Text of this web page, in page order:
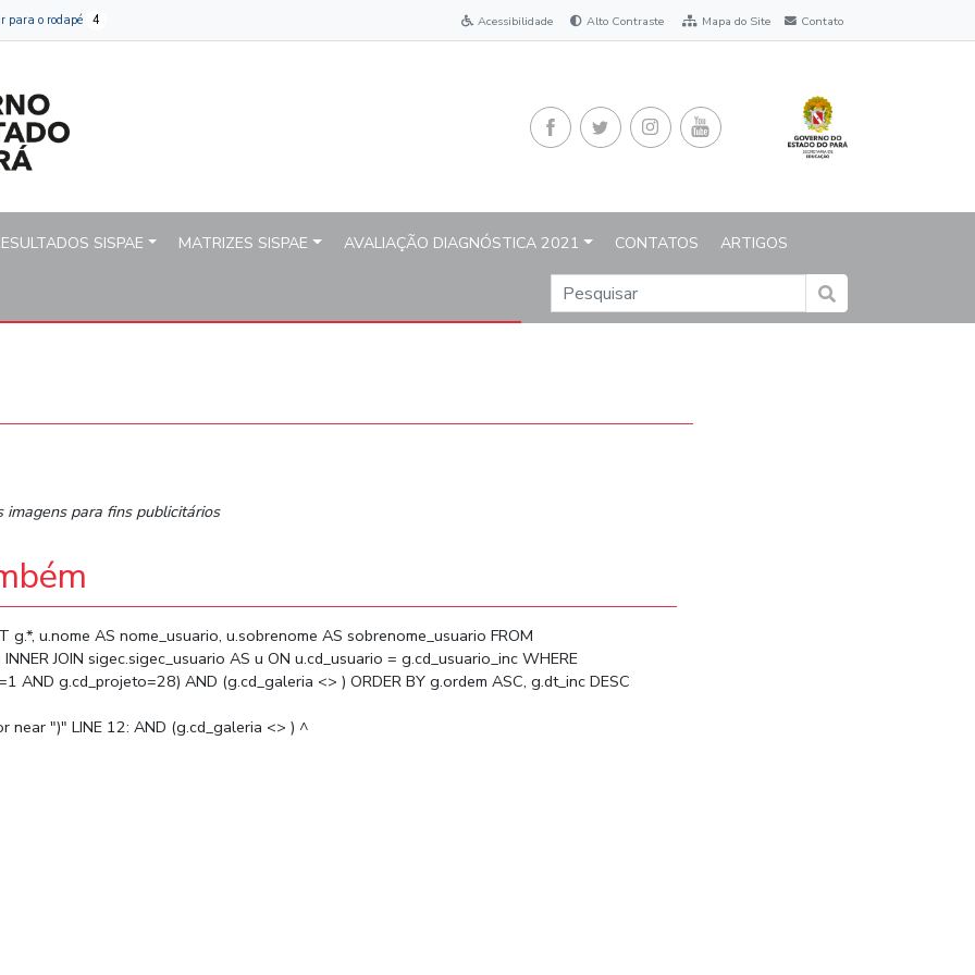
do Estado de Educação
Ir para o rodapé 4 Acessibilidade Alto Contraste Mapa do Site Contato
SISPAE MATRIZES SISPAE AVALIAÇÃO DIAGNÓSTICA 2021 CONTATOS ARTIGOS
imagens para fins publicitários
g.*, u.nome AS nome_usuario, u.sobrenome AS sobrenome_usuario FROM
JOIN sigec.sigec_usuario AS u ON u.cd_usuario = g.cd_usuario_inc WHERE
AND g.cd_projeto=28) AND (g.cd_galeria <> ) ORDER BY g.ordem ASC, g.dt_inc DESC
near ")" LINE 12: AND (g.cd_galeria <> ) ^